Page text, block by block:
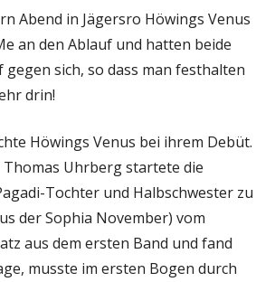
Abend in Jägersro Höwings Venus
an den Ablauf und hatten beide
gegen sich, so dass man festhalten
drin!
Höwings Venus bei ihrem Debüt.
Thomas Uhrberg startete die
Tochter und Halbschwester zu
der Sophia November) vom
aus dem ersten Band und fand
musste im ersten Bogen durch